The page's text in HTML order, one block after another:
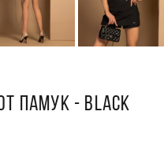
ОТ ПАМУК - BLACK